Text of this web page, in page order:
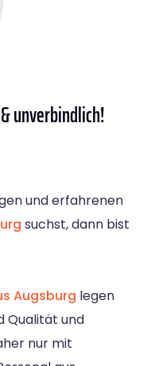
unverbindlich!
und erfahrenen
suchst, dann bist
Augsburg legen
Qualität und
nur mit